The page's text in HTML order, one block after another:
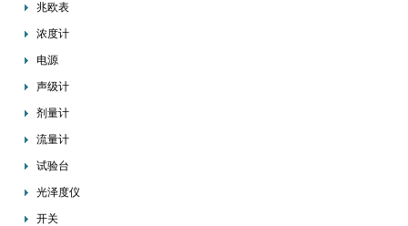
兆欧表
浓度计
电源
声级计
剂量计
流量计
试验台
光泽度仪
开关